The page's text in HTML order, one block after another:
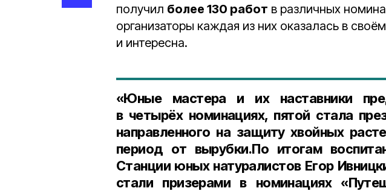
получил более 130 работ в различных
организаторы каждая из них оказалась в
и интересна.
«Юные мастера и их наставники
в четырёх номинациях, пятой стала
направленного на защиту хвойных
период от вырубки.По итогам
Станции юных натуралистов Егор
стали призерами в номинациях